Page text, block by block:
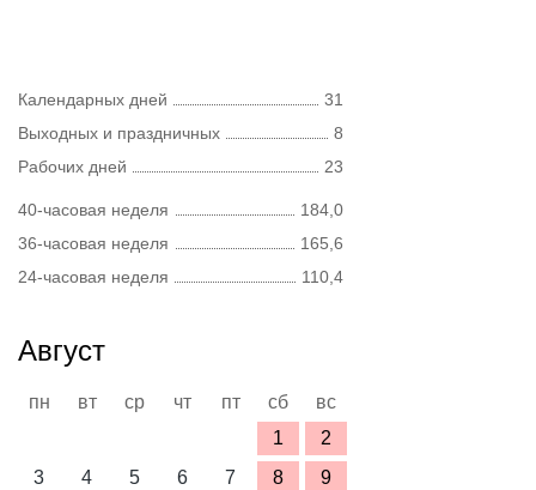
Календарных дней
31
Выходных и праздничных
8
Рабочих дней
23
40-часовая неделя
184,0
36-часовая неделя
165,6
24-часовая неделя
110,4
Август
пн вт ср чт пт сб
вс
1
2
3
4 5 6 7 8
9